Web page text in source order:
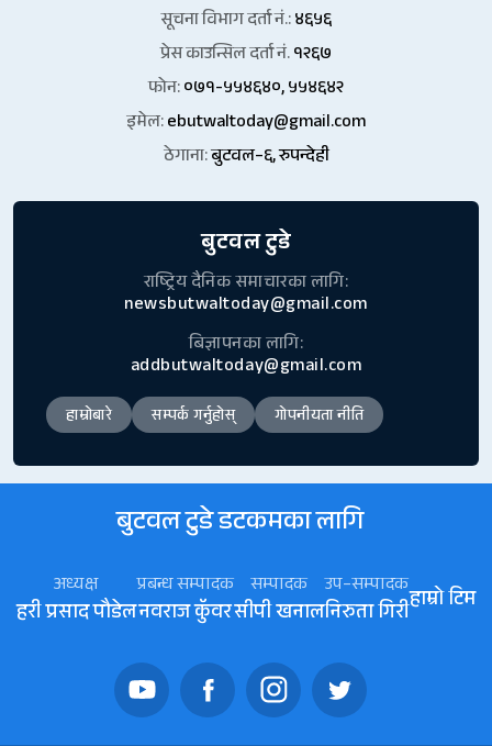
सूचना विभाग दर्ता नं.:४६५६
प्रेस काउन्सिल दर्ता नं.१२६७
फोन:०७१-५५४६४०, ५५४६४२
इमेल:ebutwaltoday@gmail.com
ठेगाना:बुटवल–६, रुपन्देही
बुटवल टुडे
राष्ट्रिय दैनिक समाचारका लागि:
newsbutwaltoday@gmail.com
बिज्ञापनका लागि:
addbutwaltoday@gmail.com
हाम्रोबारे सम्पर्क गर्नुहोस् गोपनीयता नीति
बुटवल टुडे डटकमका लागि
अध्यक्ष
हरी प्रसाद पौडेल
प्रबन्ध सम्पादक
नवराज कॅुवर
सम्पादक
सीपी खनाल
उप–सम्पादक
निरुता गिरीहाम्रो टिम